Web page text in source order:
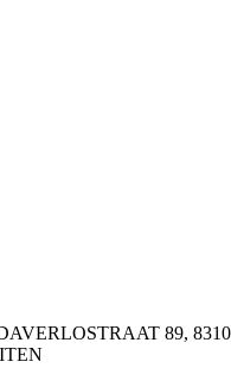
89,